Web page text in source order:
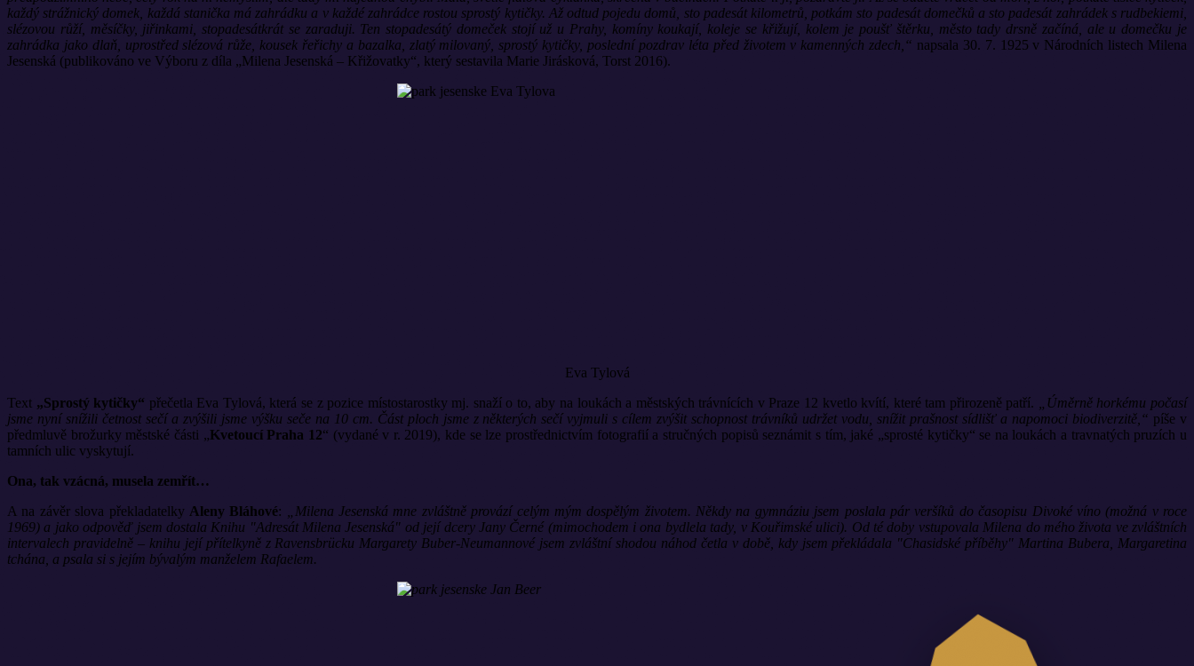
každý strážnický domek, každá stanička má zahrádku a v každé zahrádce rostou sprostý kytičky. Až odtud pojedu domů, sto padesát kilometrů, potkám sto padesát domečků a sto padesát zahrádek s rudbekiemi,
slézovou růží, měsíčky, jiřinkami, stopadesátkrát se zaraduji. Ten stopadesátý domeček stojí už u Prahy, komíny koukají, koleje se křižují, kolem je poušť štěrku, město tady drsně začíná, ale u domečku je
zahrádka jako dlaň, uprostřed slézová růže, kousek řeřichy a bazalka, zlatý milovaný, sprostý kytičky, poslední pozdrav léta před životem v kamenných zdech,“ napsala 30. 7. 1925 v Národních listech Milena
Jesenská (publikováno ve Výboru z díla „Milena Jesenská – Křižovatky“, který sestavila Marie Jirásková, Torst 2016).
Eva Tylová
Text „Sprostý kytičky“ přečetla Eva Tylová, která se z pozice místostarostky mj. snaží o to, aby na loukách a městských trávnících v Praze 12 kvetlo kvítí, které tam přirozeně patří.
„Úměrně horkému počasí
jsme nyní snížili četnost sečí a zvýšili jsme výšku seče na 10 cm. Část ploch jsme z některých sečí vyjmuli s cílem zvýšit schopnost trávníků udržet vodu, snížit prašnost sídlišť a napomoci biodiverzitě,“ píše v
předmluvě brožurky městské části „Kvetoucí Praha 12“ (vydané v r. 2019), kde se lze prostřednictvím fotografií a stručných popisů seznámit s tím, jaké „sprosté kytičky“ se na loukách a travnatých pruzích u
tamních ulic vyskytují.
Ona, tak vzácná, musela zemřít…
A na závěr slova překladatelky Aleny Bláhové: „Milena Jesenská mne zvláštně provází celým mým dospělým životem. Někdy na gymnáziu jsem poslala pár veršíků do časopisu Divoké víno (možná v roce
1969) a jako odpověď jsem dostala Knihu "Adresát Milena Jesenská" od její dcery Jany Černé (mimochodem i ona bydlela tady, v Kouřimské ulici). Od té doby vstupovala Milena do mého života ve zvláštních
intervalech pravidelně – knihu její přítelkyně z Ravensbrücku Margarety Buber-Neumannové jsem zvláštní shodou náhod četla v době, kdy jsem překládala "Chasidské příběhy" Martina Bubera, Margaretina
tchána, a psala si s jejím bývalým manželem Rafaelem.